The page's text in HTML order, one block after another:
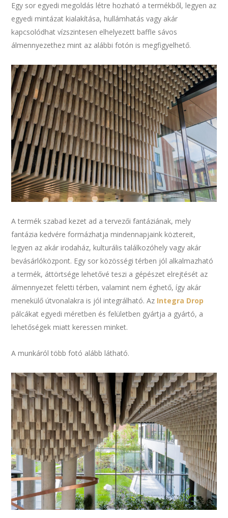
Egy sor egyedi megoldás létre hozható a termékből, legyen az
egyedi mintázat kialakítása, hullámhatás vagy akár
kapcsolódhat vízszintesen elhelyezett baffle sávos
álmennyezethez mint az alábbi fotón is megfigyelhető.
A termék szabad kezet ad a tervezői fantáziának, mely
fantázia kedvére formázhatja mindennapjaink köztereit,
legyen az akár irodaház, kulturális találkozóhely vagy akár
bevásárlóközpont. Egy sor közösségi térben jól alkalmazható
a termék, áttörtsége lehetővé teszi a gépészet elrejtését az
álmennyezet feletti térben, valamint nem éghető, így akár
menekülő útvonalakra is jól integrálható. Az Integra Drop
pálcákat egyedi méretben és felületben gyártja a gyártó, a
lehetőségek miatt keressen minket.
A munkáról több fotó alább látható.